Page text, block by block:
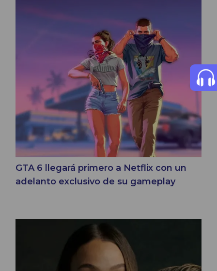
GTA 6 llegará primero a Netflix con un
adelanto exclusivo de su gameplay